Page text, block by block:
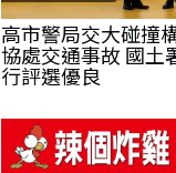
高市警局交大碰撞
協處交通事故 國土
行評選優良